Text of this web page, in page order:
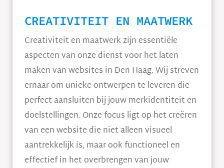
CREATIVITEIT EN MAATWERK
Creativiteit en maatwerk zijn essentiële
aspecten van onze dienst voor het laten
maken van websites in Den Haag. Wij streven
ernaar om unieke ontwerpen te leveren die
perfect aansluiten bij jouw merkidentiteit en
doelstellingen. Onze focus ligt op het creëren
van een website die niet alleen visueel
aantrekkelijk is, maar ook functioneel en
effectief in het overbrengen van jouw